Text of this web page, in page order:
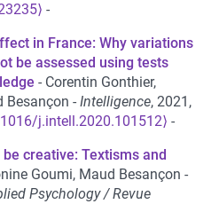
in France: Why variations
be assessed using tests
Corentin Gonthier,
Besançon
Intelligence, 2021,
j.intell.2020.101512⟩
be creative: Textisms and
Goumi, Maud Besançon
Psychology / Revue